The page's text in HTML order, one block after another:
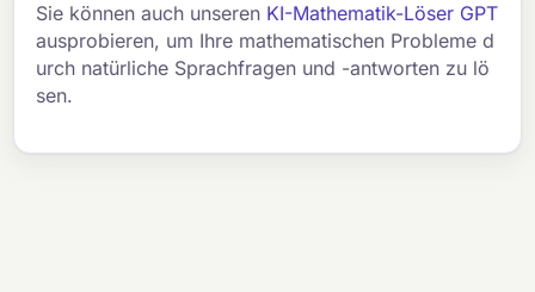
Sie können auch unseren KI-Mathematik-Löser GPT
ausprobieren, um Ihre mathematischen Probleme d
urch natürliche Sprachfragen und -antworten zu lö
sen.